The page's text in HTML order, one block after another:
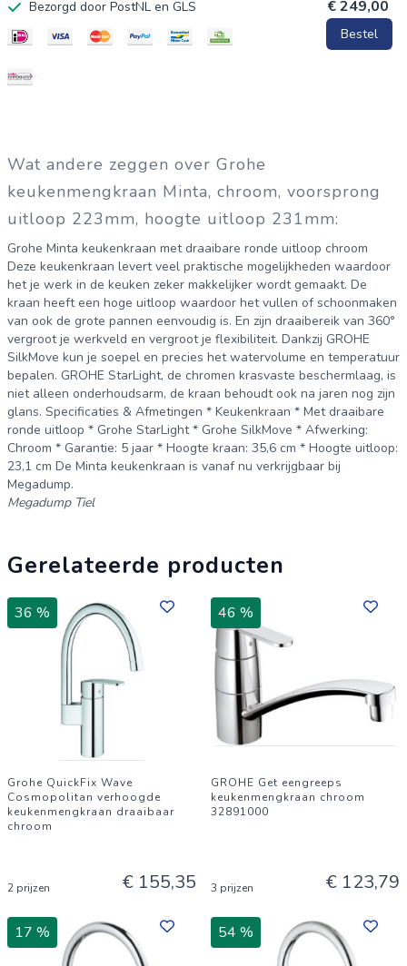
minuten Deze eengreeps keukenkraan heb je dankzij het
snelmontagesysteem in slechts enkele minuten gemonteerd.
De flexibele aansluitslangen worden meegeleverd. Zo geef je
Grohe StarLight afwerking in chroom * Verhoogde C-uitloop:
voorsprong van 22,3 cm en totale opbouwhoogte van 35,6
cm * Draaibaar met een instelbaar zwenkbereik van 0°, 150°
SilkMove technologie * Inclusief flexibele aansluitslangen *
Snelmontagesysteem met eenvoudige handleidingGrohe
keukenmengkraan kopen? Standaard minimaal 3 jaar garantie
Ervaar het gemak, de technologie en duurzaamheid van Grohe
nu zelf thuis met een nieuwe keukenkraan. Wist je dat je
bestelling vanaf €50 gratis thuisbezorgd wordt en er
standaard minimaal 3 jaar garantie zit op je aankoop via
Saniweb? Benieuwd naar een ander design, maar wel met de
hoogwaardige kwaliteit van Grohe? Bekijk dan het overzicht
van alle Grohe keukenkranen en vind het model dat bij jou
Bezorgd door PostNL en GLS € 249,00
Bestel
Wat andere zeggen over Grohe
keukenmengkraan Minta, chroom, voorsprong
uitloop 223mm, hoogte uitloop 231mm:
Grohe Minta keukenkraan met draaibare ronde uitloop chroom
Deze keukenkraan levert veel praktische mogelijkheden waardoor
het je werk in de keuken zeker makkelijker wordt gemaakt. De
kraan heeft een hoge uitloop waardoor het vullen of schoonmaken
van ook de grote pannen eenvoudig is. En zijn draaibereik van 360°
vergroot je werkveld en vergroot je flexibiliteit. Dankzij GROHE
SilkMove kun je soepel en precies het watervolume en temperatuur
bepalen. GROHE StarLight, de chromen krasvaste beschermlaag, is
niet alleen onderhoudsarm, de kraan behoudt ook na jaren nog zijn
glans. Specificaties & Afmetingen * Keukenkraan * Met draaibare
ronde uitloop * Grohe StarLight * Grohe SilkMove * Afwerking:
Chroom * Garantie: 5 jaar * Hoogte kraan: 35,6 cm * Hoogte uitloop:
23,1 cm De Minta keukenkraan is vanaf nu verkrijgbaar bij
Megadump.
Megadump Tiel
Gerelateerde producten
36 %
Grohe QuickFix Wave
Cosmopolitan verhoogde
keukenmengkraan draaibaar
chroom
2 prijzen € 155,35
46 %
GROHE Get eengreeps
keukenmengkraan chroom
32891000
3 prijzen € 123,79
17 % 54 %